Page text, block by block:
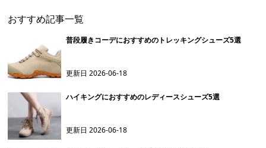
おすすめ記事一覧
普段履きコーデにおすすめのトレッキングシューズ5選
更新日2026-06-18
ハイキングにおすすめのレディースシューズ5選
更新日2026-06-18